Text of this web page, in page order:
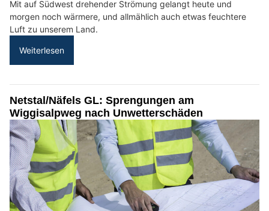
Mit auf Südwest drehender Strömung gelangt heute und
morgen noch wärmere, und allmählich auch etwas feuchtere
Luft zu unserem Land.
Weiterlesen
Netstal/Näfels GL: Sprengungen am
Wiggisalpweg nach Unwetterschäden